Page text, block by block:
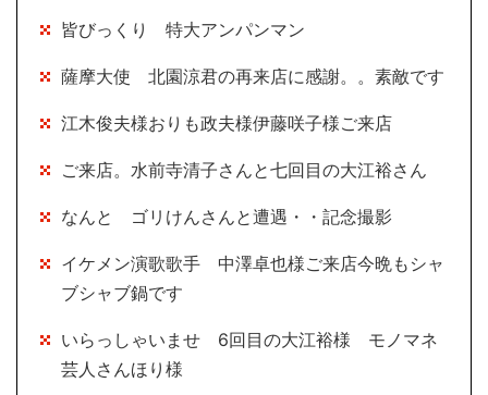
皆びっくり 特大アンパンマン
薩摩大使 北園涼君の再来店に感謝。。素敵です
江木俊夫様おりも政夫様伊藤咲子様ご来店
ご来店。水前寺清子さんと七回目の大江裕さん
なんと ゴリけんさんと遭遇・・記念撮影
イケメン演歌歌手 中澤卓也様ご来店今晩もシャ
ブシャブ鍋です
いらっしゃいませ 6回目の大江裕様 モノマネ
芸人さんほり様